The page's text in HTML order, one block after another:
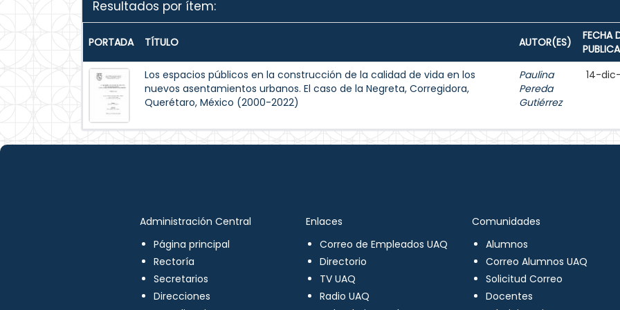
Resultados por ítem:
PORTADA TÍTULO AUTOR(ES)
FECHA
Los espacios públicos en la construcción de la calidad de vida en los
nuevos asentamientos urbanos. El caso de la Negreta, Corregidora,
Querétaro, México (2000-2022)
Paulina
Pereda
Gutiérrez
14-
Administración Central
Página principal
Rectoría
Secretarios
Direcciones
Enlaces
Correo de Empleados UAQ
Directorio
TV UAQ
Radio UAQ
Comunidades
Alumnos
Correo Alumnos UAQ
Solicitud Correo
Docentes